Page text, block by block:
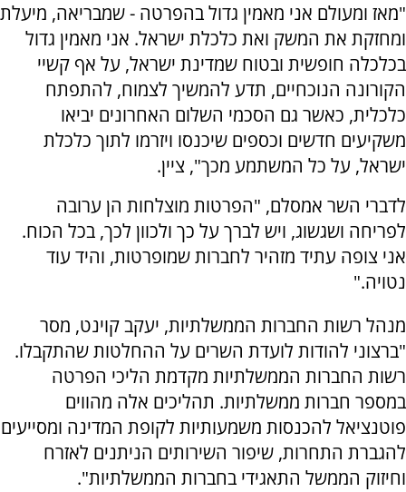
"מאז ומעולם אני מאמין גדול בהפרטה - שמבריאה, מיעלת
ומחזקת את המשק ואת כלכלת ישראל. אני מאמין גדול
בכלכלה חופשית ובטוח שמדינת ישראל, על אף קשיי
הקורונה הנוכחיים, תדע להמשיך לצמוח, להתפתח
כלכלית, כאשר גם הסכמי השלום האחרונים יביאו
משקיעים חדשים וכספים שיכנסו ויזרמו לתוך כלכלת
ישראל, על כל המשתמע מכך", ציין.
לדברי השר אמסלם, "הפרטות מוצלחות הן ערובה
לפריחה ושגשוג, ויש לברך על כך ולכוון לכך, בכל הכוח.
אני צופה עתיד מזהיר לחברות שמופרטות, והיד עוד
נטויה."
מנהל רשות החברות הממשלתיות, יעקב קוינט, מסר
"ברצוני להודות לועדת השרים על ההחלטות שהתקבלו.
רשות החברות הממשלתיות מקדמת הליכי הפרטה
במספר חברות ממשלתיות. תהליכים אלה מהווים
פוטנציאל להכנסות משמעותיות לקופת המדינה ומסייעים
להגברת התחרות, שיפור השירותים הניתנים לאזרח
וחיזוק הממשל התאגידי בחברות הממשלתיות".